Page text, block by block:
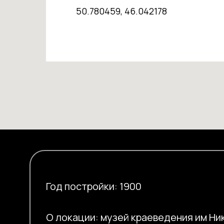
50.780459, 46.042178
Год постройки: 1900
О локации: музей краеведения им